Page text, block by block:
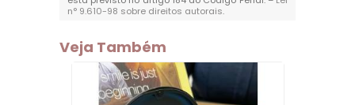
n° 9.610-98 sobre direitos autorais.
Veja Também